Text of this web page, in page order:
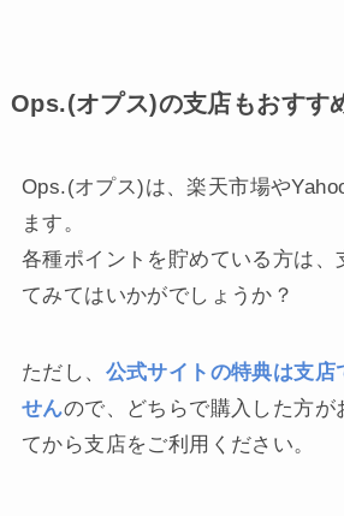
Ops.(オプス)の支店もおすす
Ops.(オプス)は、楽天市場や
ます。
各種ポイントを貯めている方は、
てみてはいかがでしょうか？
ただし、 公式サイトの特典は支店
せんので、どちらで購入した方が
てから支店をご利用ください。